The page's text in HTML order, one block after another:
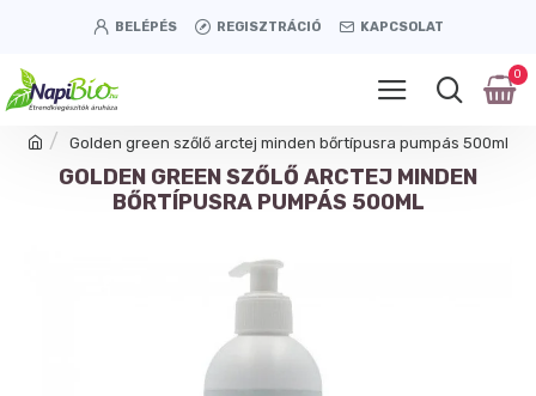
BELÉPÉS REGISZTRÁCIÓ KAPCSOLAT
0
Golden green szőlő arctej minden bőrtípusra pumpás 500ml
GOLDEN GREEN SZŐLŐ ARCTEJ MINDEN
BŐRTÍPUSRA PUMPÁS 500ML